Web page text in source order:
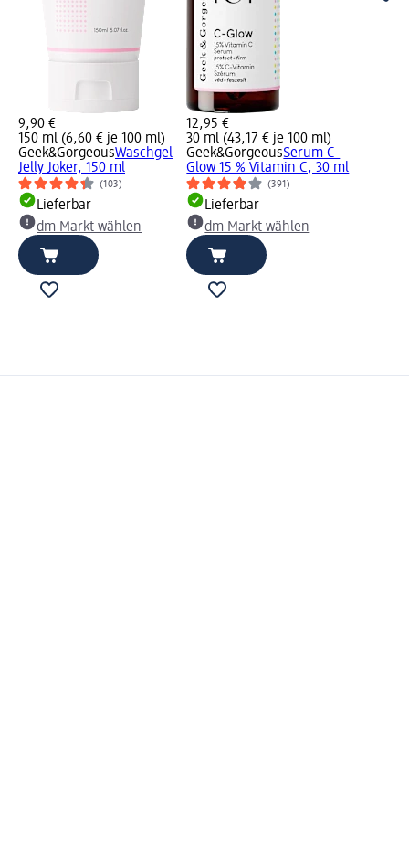
9,90 €
150 ml (6,60 € je 100 ml)
Geek&GorgeousWaschgel
Jelly Joker, 150 ml
(103)
Lieferbar
dm Markt wählen
12,95 €
30 ml (43,17 € je 100 ml)
Geek&GorgeousSerum C-
Glow 15 % Vitamin C, 30 ml
(391)
Lieferbar
dm Markt wählen